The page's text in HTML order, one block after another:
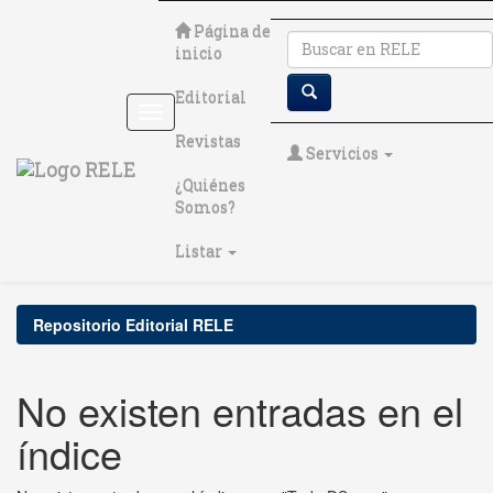
Página de
inicio
Editorial
Revistas
¿Quiénes
Somos?
Listar
Servicios
Repositorio Editorial RELE
No existen entradas en el
índice